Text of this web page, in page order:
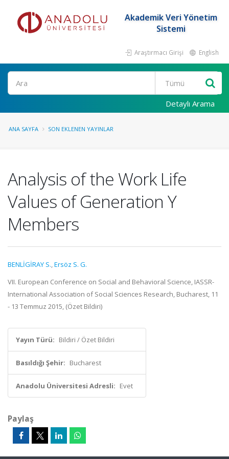
Akademik Veri Yönetim
Sistemi
Araştırmacı Girişi English
Ara
Detaylı Arama
ANA SAYFA SON EKLENEN YAYINLAR
Analysis of the Work Life
Values of Generation Y
Members
BENLİGİRAY S.,Ersöz S. G.
VII. European Conference on Social and Behavioral Science, IASSR-
International Association of Social Sciences Research, Bucharest, 11
- 13 Temmuz 2015, (Özet Bildiri)
Yayın Türü: Bildiri / Özet Bildiri
Basıldığı Şehir: Bucharest
Anadolu Üniversitesi Adresli: Evet
Paylaş